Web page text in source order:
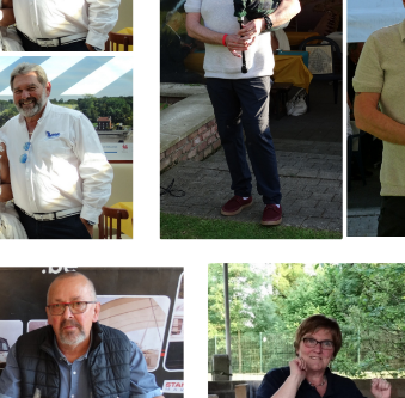
Branding
ARMCHAIR